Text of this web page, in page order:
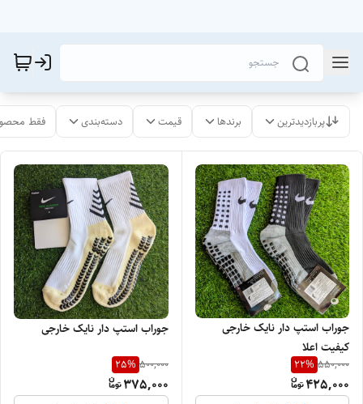
پربازدیدترین برندها قیمت دسته‌بندی فقط
جوراب استپ دار نایک خارجی
کیفیت اعلا
550,000
22%
425,000
جوراب استپ دار نایک خارجی
500,000
25%
375,000